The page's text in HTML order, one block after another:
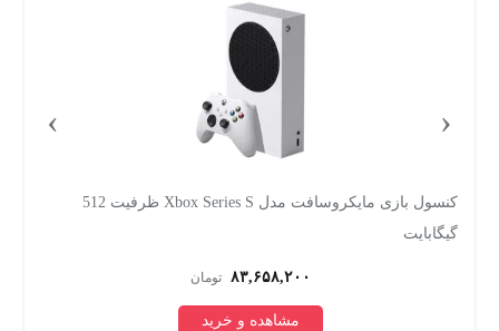
کنسول بازی مایکروسافت مدل Xbox Series S ظرفیت 512
گیگابایت
۸۳,۶۵۸,۲۰۰ تومان
مشاهده و خرید
‹
›